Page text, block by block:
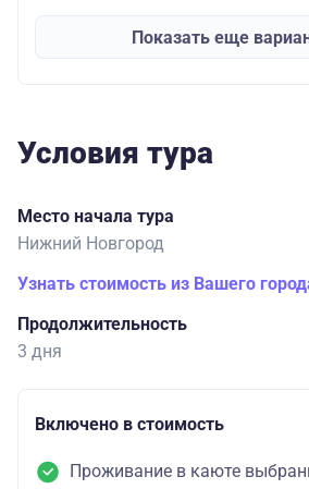
Показать еще
Условия тура
Место начала тура
Нижний Новгород
Узнать стоимость из Вашего
Продолжительность
3 дня
Включено в стоимость
Проживание в каюте